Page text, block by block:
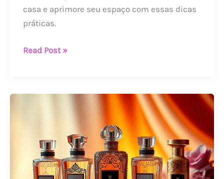
casa e aprimore seu espaço com essas dicas
práticas.
Read Post »
luxo:
fragrância